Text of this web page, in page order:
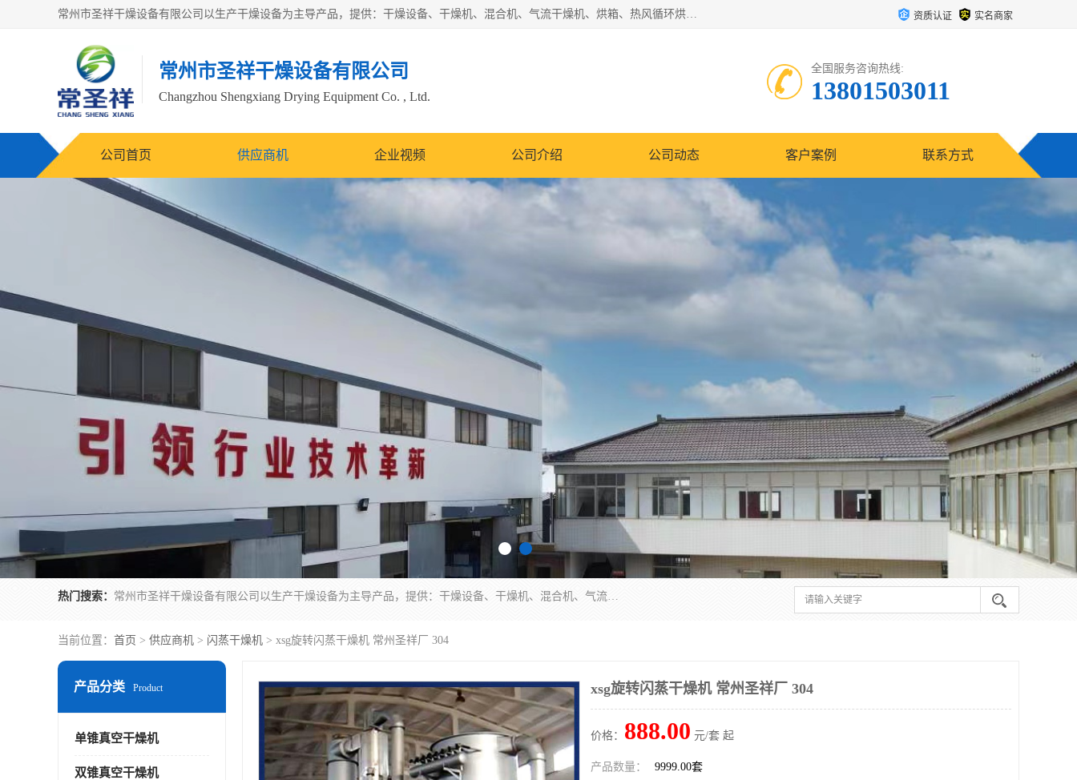
常州市圣祥干燥设备有限公司以生产干燥设备为主导产品，提供：干燥设备、干燥机、混合机、气流干燥机、烘箱、热风循环烘箱、沸腾干燥机、烘干机、喷雾干燥机等产品的生产、制造与销售服务。 资质认证 实名商家
常州市圣祥干燥设备有限公司
Changzhou Shengxiang Drying Equipment Co. , Ltd.
全国服务咨询热线:
13801503011
公司首页 供应商机 企业视频 公司介绍 公司动态 客户案例 联系方式
热门搜索： 常州市圣祥干燥设备有限公司以生产干燥设备为主导产品，提供：干燥设备、干燥机、混合机、气流干燥机、烘箱、热风循环烘箱、沸腾干燥机、烘干机、喷雾干燥机等产品的生产、制造与销售服务。
当前位置： 首页 > 供应商机 > 闪蒸干燥机 > xsg旋转闪蒸干燥机 常州圣祥厂 304
产品分类 Product
单锥真空干燥机
双锥真空干燥机
xsg旋转闪蒸干燥机 常州圣祥厂 304
价格： 888.00 元/套 起
产品数量： 9999.00套